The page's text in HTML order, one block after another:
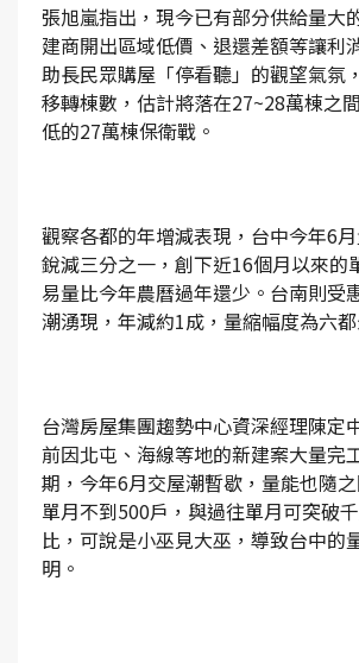
張旭嵐指出，現今已有部分供給量大
建商開出區域低價、退還差額等讓利
助長民眾購屋「停看聽」的觀望氣氛
移轉棟數，估計將落在27~28萬棟之
低的27萬棟保衛戰。
觀察各都的年增減表現，台中今年6
銳減三分之一，創下近16個月以來的
易量比今年農曆過年還少。台南則受
潮湧現，年減約1成，量縮幅度為六都
台灣房屋集團趨勢中心資深經理陳定
前因北屯、海線等地的新建案大量完
期，今年6月交屋潮暫歇，量能也隨
單月不到500戶，與過往單月可突破
比，可說是小巫見大巫，導致台中的
明。